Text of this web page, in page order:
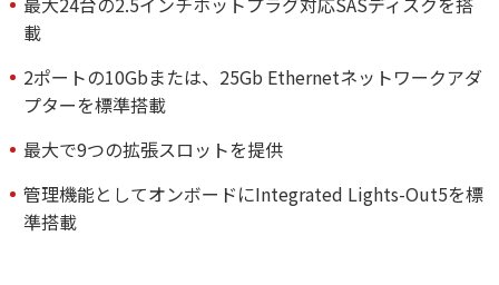
載
2ポートの10Gbまたは、25Gb Ethernetネットワークアダ
プターを標準搭載
最大で9つの拡張スロットを提供
管理機能としてオンボードにIntegrated Lights-Out5を標
準搭載